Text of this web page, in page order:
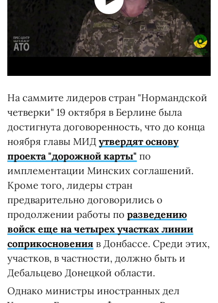
На саммите лидеров стран "Нормандской
четверки" 19 октября в Берлине была
достигнута договоренность, что до конца
ноября главы МИД утвердят основу
проекта "дорожной карты" по
имплементации Минских соглашений.
Кроме того, лидеры стран
предварительно договорились о
продолжении работы по разведению
войск еще на четырех участках линии
соприкосновения в Донбассе. Среди этих,
участков, в частности, должно быть и
Дебальцево Донецкой области.
Однако министры иностранных дел